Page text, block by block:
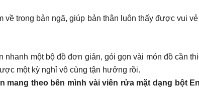
trong bản ngã, giúp bản thân luôn thấy được vui
một bộ đồ đơn giản, gói gọn vài món đồ cần
một kỳ nghỉ vô cùng tận hưởng rồi.
theo bên mình vài viên rửa mặt dạng bột